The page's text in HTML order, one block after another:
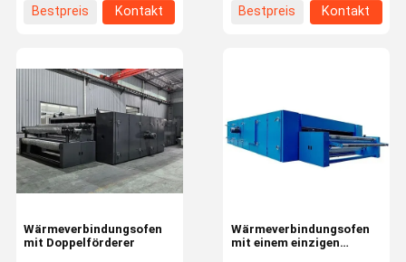
Bestpreis Kontakt Bestpreis Kontakt
Wärmeverbindungsofen
mit Doppelförderer
Wärmeverbindungsofen
mit einem einzigen